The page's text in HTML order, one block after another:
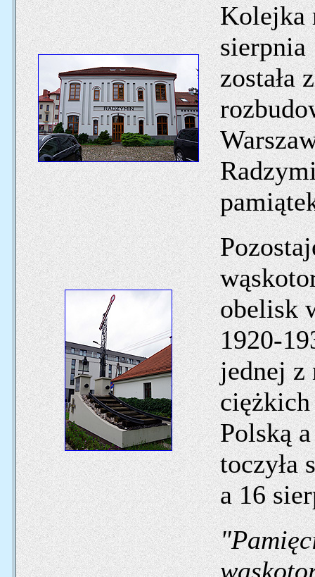
Kolejka
sierpnia
została
obelisk
1920-
jednej z
Polską
toczyła
a 16